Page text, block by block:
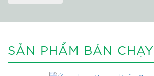
SẢN PHẨM BÁN CHẠY